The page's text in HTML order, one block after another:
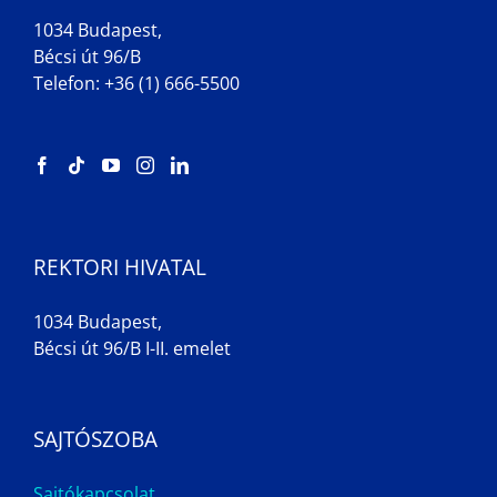
1034 Budapest,
Bécsi út 96/B
Telefon: +36 (1) 666-5500
REKTORI HIVATAL
1034 Budapest,
Bécsi út 96/B I-II. emelet
SAJTÓSZOBA